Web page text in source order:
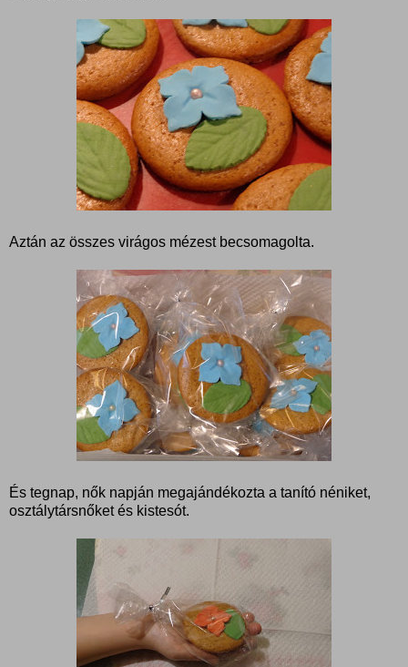
Aztán az összes virágos mézest becsomagolta.
És tegnap, nők napján megajándékozta a tanító néniket,
osztálytársnőket és kistesót.